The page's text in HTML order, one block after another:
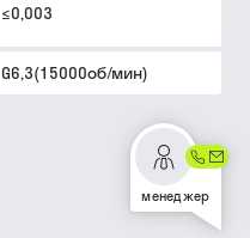
≤0,003
G6,3(15000об/мин)
менеджер